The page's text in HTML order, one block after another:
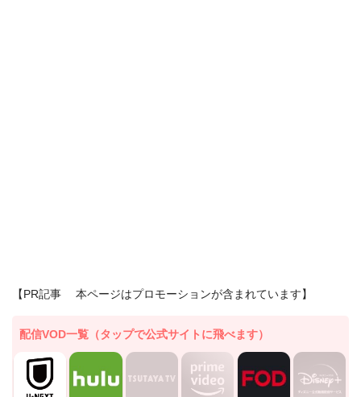
【PR記事 本ページはプロモーションが含まれています】
配信VOD一覧（タップで公式サイトに飛べます）